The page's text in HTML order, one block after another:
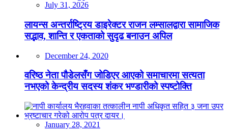
July 31, 2026
लायन्स अन्तर्राष्ट्रिय डाइरेक्टर राजन लम्सालद्वारा सामाजिक
सद्भाव, शान्ति र एकताको सुदृढ बनाउन अपिल
December 24, 2020
वरिष्ठ नेता पौडेलसँग जोडिएर आएको समाचारमा सत्यता
नभएको केन्द्रीय सदस्य शंकर भण्डारीको स्पष्टोक्ति
January 28, 2021